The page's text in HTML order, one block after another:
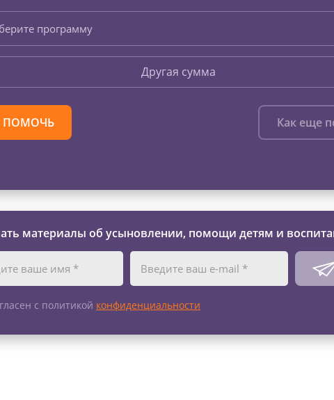
программу
Другая сумма
ПОМОЧЬ Как еще
материалы об усыновлении, помощи детям и
с политикой конфиденциальности